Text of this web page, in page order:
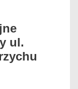
ul.